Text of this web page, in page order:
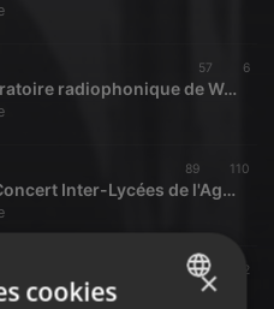
57 6
capsule #9 du laboratoire radiophonique de Walter de Mehlknepfle, extrait du roman TAQAWAN de l'auteur québécois Eric Plamondon
89 110
replay intégral du Concert Inter-Lycées de l'Agglo de Melun
12
×
cookies